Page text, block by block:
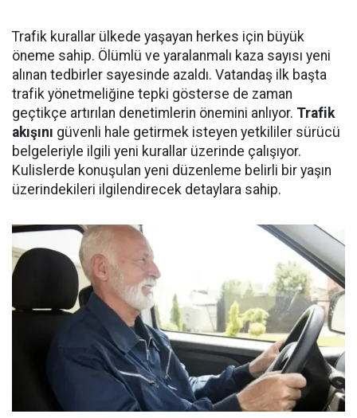
Trafik kurallar ülkede yaşayan herkes için büyük
öneme sahip. Ölümlü ve yaralanmalı kaza sayısı yeni
alınan tedbirler sayesinde azaldı. Vatandaş ilk başta
trafik yönetmeliğine tepki gösterse de zaman
geçtikçe artırılan denetimlerin önemini anlıyor. Trafik
akışını güvenli hale getirmek isteyen yetkililer sürücü
belgeleriyle ilgili yeni kurallar üzerinde çalışıyor.
Kulislerde konuşulan yeni düzenleme belirli bir yaşın
üzerindekileri ilgilendirecek detaylara sahip.